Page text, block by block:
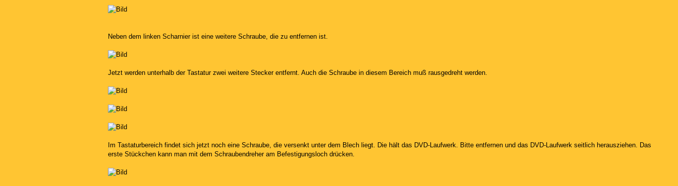
Neben dem linken Scharnier ist eine weitere Schraube, die zu entfernen ist.
Jetzt werden unterhalb der Tastatur zwei weitere Stecker entfernt. Auch die Schraube in diesem Bereich muß rausgedreht werden.
Im Tastaturbereich findet sich jetzt noch eine Schraube, die versenkt unter dem Blech liegt. Die hält das DVD-Laufwerk. Bitte entfernen und das DVD-Laufwerk seitlich herausziehen. Das
erste Stückchen kann man mit dem Schraubendreher am Befestigungsloch drücken.